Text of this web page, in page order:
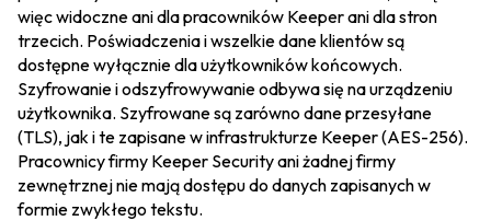
więc widoczne ani dla pracowników Keeper ani dla stron
trzecich. Poświadczenia i wszelkie dane klientów są
dostępne wyłącznie dla użytkowników końcowych.
Szyfrowanie i odszyfrowywanie odbywa się na urządzeniu
użytkownika. Szyfrowane są zarówno dane przesyłane
(TLS), jak i te zapisane w infrastrukturze Keeper (AES-256).
Pracownicy firmy Keeper Security ani żadnej firmy
zewnętrznej nie mają dostępu do danych zapisanych w
formie zwykłego tekstu.